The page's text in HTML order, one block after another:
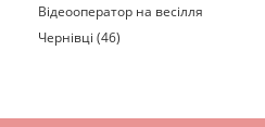
Відеооператор на весілля
Чернівці (46)